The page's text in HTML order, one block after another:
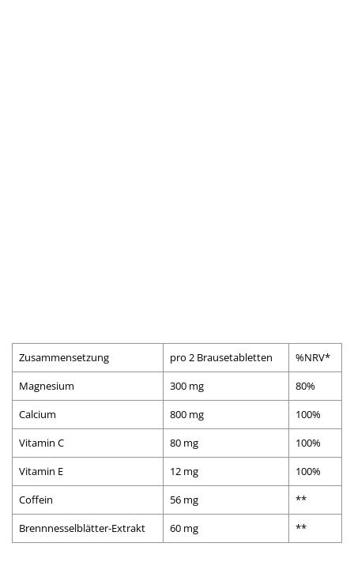
Zusammensetzung pro 2 Brausetabletten
%NRV*
Magnesium
300 mg
80%
Calcium
800 mg
100%
Vitamin C
80 mg
100%
Vitamin E
12 mg
100%
Coffein
56 mg
**
Brennnesselblätter-Extrakt
60 mg **